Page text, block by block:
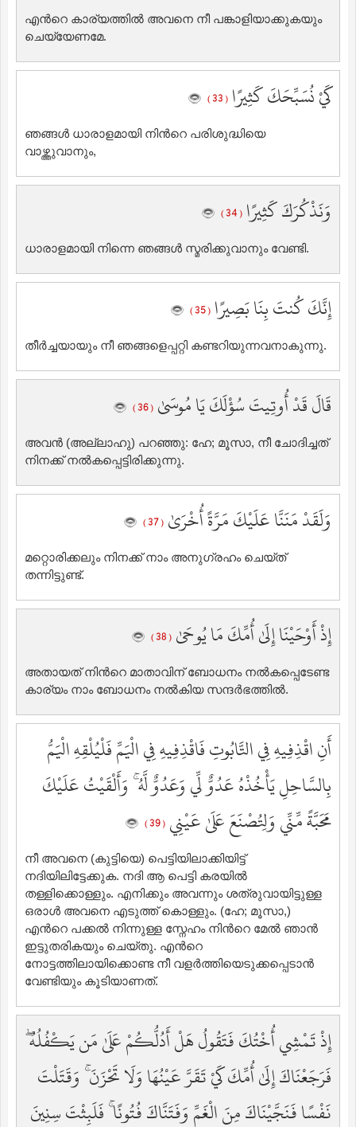
എന്‍റെ കാര്യത്തില്‍ അവനെ നീ പങ്കാളിയാക്കുകയും
ചെയ്യേണമേ.
كَيْ نُسَبِّحَكَ كَثِيرًا ( 33 )
ഞങ്ങള്‍ ധാരാളമായി നിന്‍റെ പരിശുദ്ധിയെ
വാഴ്ത്തുവാനും,
وَنَذْكُرَكَ كَثِيرًا ( 34 )
ധാരാളമായി നിന്നെ ഞങ്ങള്‍ സ്മരിക്കുവാനും വേണ്ടി.
إِنَّكَ كُنتَ بِنَا بَصِيرًا ( 35 )
തീര്‍ച്ചയായും നീ ഞങ്ങളെപ്പറ്റി കണ്ടറിയുന്നവനാകുന്നു.
قَالَ قَدْ أُوتِيتَ سُؤْلَكَ يَا مُوسَىٰ ( 36 )
അവന്‍ (അല്ലാഹു) പറഞ്ഞു: ഹേ; മൂസാ, നീ ചോദിച്ചത്
നിനക്ക് നല്‍കപ്പെട്ടിരിക്കുന്നു.
وَلَقَدْ مَنَنَّا عَلَيْكَ مَرَّةً أُخْرَىٰ ( 37 )
മറ്റൊരിക്കലും നിനക്ക് നാം അനുഗ്രഹം ചെയ്ത്
തന്നിട്ടുണ്ട്‌.
إِذْ أَوْحَيْنَا إِلَىٰ أُمِّكَ مَا يُوحَىٰ ( 38 )
അതായത് നിന്‍റെ മാതാവിന് ബോധനം നല്‍കപ്പെടേണ്ട
കാര്യം നാം ബോധനം നല്‍കിയ സന്ദര്‍ഭത്തില്‍.
أَنِ اقْذِفِيهِ فِي التَّابُوتِ فَاقْذِفِيهِ فِي الْيَمِّ فَلْيُلْقِهِ الْيَمُّ
بِالسَّاحِلِ يَأْخُذْهُ عَدُوٌّ لِّي وَعَدُوٌّ لَّهُ ۚ وَأَلْقَيْتُ عَلَيْكَ
مَحَبَّةً مِّنِّي وَلِتُصْنَعَ عَلَىٰ عَيْنِي ( 39 )
നീ അവനെ (കുട്ടിയെ) പെട്ടിയിലാക്കിയിട്ട്
നദിയിലിട്ടേക്കുക. നദി ആ പെട്ടി കരയില്‍
തള്ളിക്കൊള്ളും. എനിക്കും അവന്നും ശത്രുവായിട്ടുള്ള
ഒരാള്‍ അവനെ എടുത്ത് കൊള്ളും. (ഹേ; മൂസാ,)
എന്‍റെ പക്കല്‍ നിന്നുള്ള സ്നേഹം നിന്‍റെ മേല്‍ ഞാന്‍
ഇട്ടുതരികയും ചെയ്തു. എന്‍റെ
നോട്ടത്തിലായിക്കൊണ്ട നീ വളര്‍ത്തിയെടുക്കപ്പെടാന്‍
വേണ്ടിയും കൂടിയാണത്‌.
إِذْ تَمْشِي أُخْتُكَ فَتَقُولُ هَلْ أَدُلُّكُمْ عَلَىٰ مَن يَكْفُلُهُ ۖ
فَرَجَعْنَاكَ إِلَىٰ أُمِّكَ كَيْ تَقَرَّ عَيْنُهَا وَلَا تَحْزَنَ ۚ وَقَتَلْتَ
نَفْسًا فَنَجَّيْنَاكَ مِنَ الْغَمِّ وَفَتَنَّاكَ فُتُونًا ۚ فَلَبِثْتَ سِنِينَ